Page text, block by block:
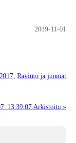
2019-11-01
2017 Ravinto ja juomat
Arkistoitu »